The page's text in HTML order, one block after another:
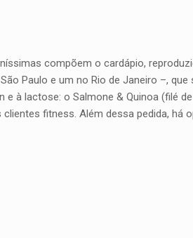
compõem o cardápio,
Paulo e um no Rio de Janeiro –,
à lactose: o Salmone & Quinoa (filé
fitness. Além dessa pedida, há